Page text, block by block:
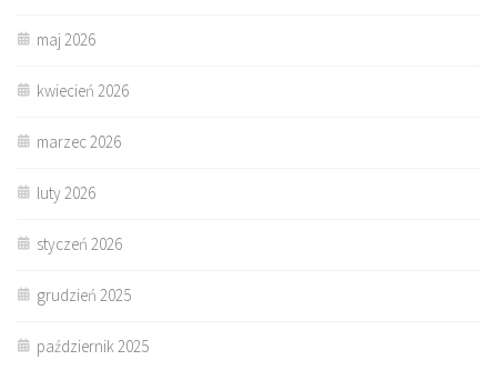
maj 2026
kwiecień 2026
marzec 2026
luty 2026
styczeń 2026
grudzień 2025
październik 2025